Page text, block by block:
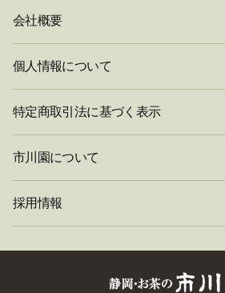
会社概要
個人情報について
特定商取引法に基づく表示
市川園について
採用情報